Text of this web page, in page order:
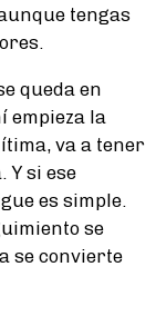
tengas
queda en
empieza la
va a tener
Y si ese
es simple.
se
se convierte